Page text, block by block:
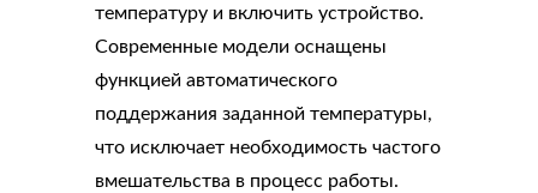
температуру и включить устройство.
Современные модели оснащены
функцией автоматического
поддержания заданной температуры,
что исключает необходимость частого
вмешательства в процесс работы.